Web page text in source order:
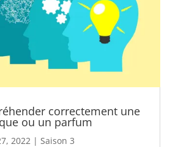
correctement une
ou un parfum
2022| Saison 3